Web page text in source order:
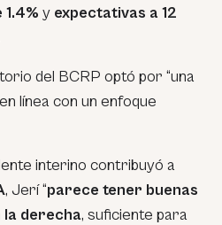
y expectativas a 12
del BCRP optó por “una
línea con un enfoque
interino contribuyó a
, Jerí “parece tener buenas
derecha, suficiente para